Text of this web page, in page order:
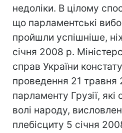
недоліки. В цілому
що парламентські
пройшли успішніше,
січня 2008 р.
справ України
проведення 21 травня
парламенту Грузії, які
волі народу,
плебісциту 5 січня